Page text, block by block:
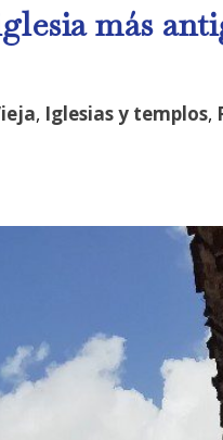
más
, Iglesias y templos,